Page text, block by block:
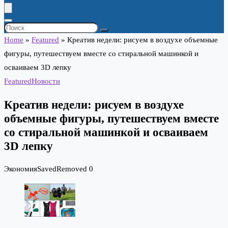
Home » Featured » Креатив недели: рисуем в воздухе объемные
фигуры, путешествуем вместе со стиральной машинкой и
осваиваем 3D лепку
FeaturedНовости
Креатив недели: рисуем в воздухе
объемные фигуры, путешествуем вместе
со стиральной машинкой и осваиваем
3D лепку
ЭкономияSavedRemoved 0